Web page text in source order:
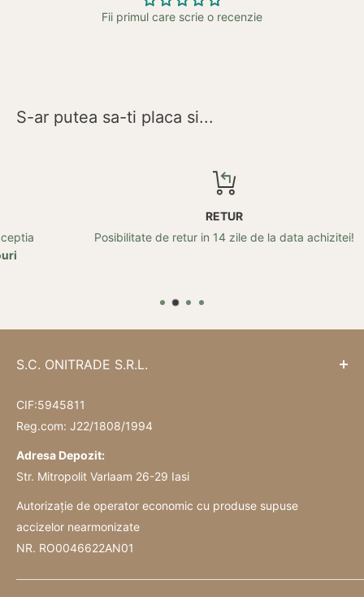
Fii primul care scrie o recenzie
S-ar putea sa-ti placa si...
Posibilitate de retur in 14 zile de la data achizitei!
S.C. ONITRADE S.R.L.
CIF:5945811
Reg.com: J22/1808/1994
Adresa Depozit:
Str. Mitropolit Varlaam 26-29 Iasi
Autorizație de operator economic cu produse supuse
accizelor nearmonizate
NR. RO0046622AN01